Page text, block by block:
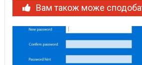
Вам також може